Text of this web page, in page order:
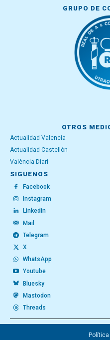
GRUPO DE
OTROS
Actualidad Valencia
Actualidad Castellón
València Diari
SÍGUENOS
Facebook
Instagram
Linkedin
Mail
Telegram
X
WhatsApp
Youtube
Bluesky
Mastodon
Threads